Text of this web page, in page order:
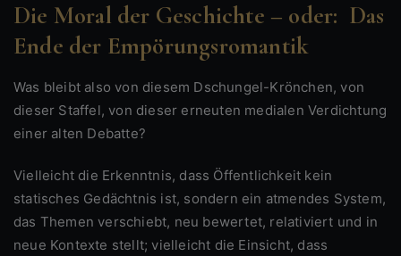
Die Moral der Geschichte – oder: Das
Ende der Empörungsromantik
Was bleibt also von diesem Dschungel-Krönchen, von
dieser Staffel, von dieser erneuten medialen Verdichtung
einer alten Debatte?
Vielleicht die Erkenntnis, dass Öffentlichkeit kein
statisches Gedächtnis ist, sondern ein atmendes System,
das Themen verschiebt, neu bewertet, relativiert und in
neue Kontexte stellt; vielleicht die Einsicht, dass